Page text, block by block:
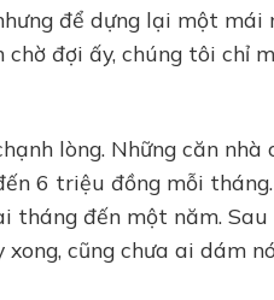
để dựng lại một mái
đợi ấy, chúng tôi chỉ
lòng. Những căn nhà
6 triệu đồng mỗi
tháng đến một năm. Sau
cũng chưa ai dám